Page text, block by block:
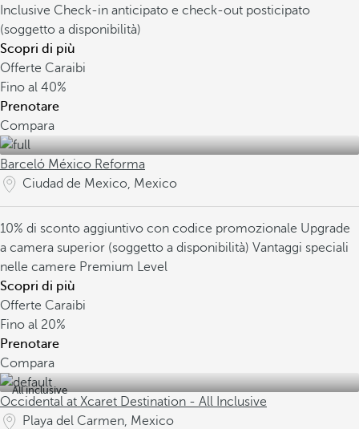
Inclusive Check-in anticipato e check-out posticipato
(soggetto a disponibilità)
Scopri di più
Offerte Caraibi
Fino al 40%
Prenotare
Compara
Barceló México Reforma
Ciudad de Mexico, Mexico
10% di sconto aggiuntivo con codice promozionale Upgrade
a camera superior (soggetto a disponibilità) Vantaggi speciali
nelle camere Premium Level
Scopri di più
Offerte Caraibi
Fino al 20%
Prenotare
Compara
All inclusive
Occidental at Xcaret Destination - All Inclusive
Playa del Carmen, Mexico